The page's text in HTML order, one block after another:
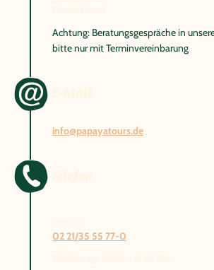
Achtung: Beratungsgespräche in
bitte nur mit Terminvereinbarung
info@papayatours.de
02 21/35 55 77-0